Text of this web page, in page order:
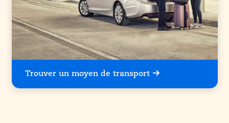
Trouver un moyen de transport